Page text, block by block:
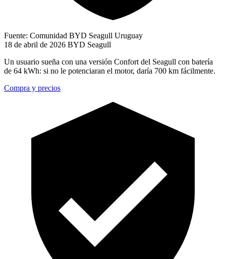
Fuente: Comunidad BYD Seagull Uruguay
18 de abril de 2026 BYD Seagull
Un usuario sueña con una versión Confort del Seagull con batería
de 64 kWh: si no le potenciaran el motor, daría 700 km fácilmente.
Compra y precios